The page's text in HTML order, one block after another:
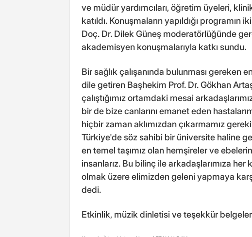
ve müdür yardımcıları, öğretim üyeleri,
katıldı. Konuşmaların yapıldığı
Doç. Dr. Dilek Güneş moderatörlüğünde
akademisyen konuşmalarıyla katkı sundu.
Bir sağlık çalışanında bulunması gereken
dile getiren Başhekim Prof. Dr. Gökhan
çalıştığımız ortamdaki mesai
bir de bize canlarını emanet eden
hiçbir zaman aklımızdan çıkarmamız
Türkiye'de söz sahibi bir üniversite haline
en temel taşımız olan hemşireler ve
insanlarız. Bu bilinç ile arkadaşlarımıza
olmak üzere elimizden geleni yapmaya
dedi.
Etkinlik, müzik dinletisi ve teşekkür